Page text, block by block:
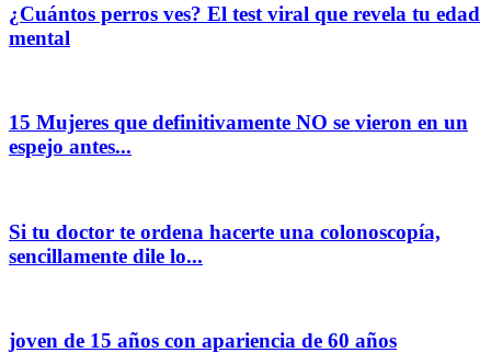
¿Cuántos perros ves? El test viral que revela tu edad
mental
15 Mujeres que definitivamente NO se vieron en un
espejo antes...
Si tu doctor te ordena hacerte una colonoscopía,
sencillamente dile lo...
joven de 15 años con apariencia de 60 años